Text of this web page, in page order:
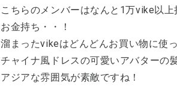
こちらのメンバーはなんと1万vike以上
お金持ち・・！
溜まったvikeはどんどんお買い物に使
チャイナ風ドレスの可愛いアバターの
アジアな雰囲気が素敵ですね！